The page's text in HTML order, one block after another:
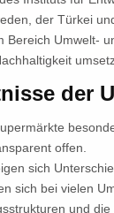
der Türkei
Bereich Umwelt-
der
offen.
sich
sich bei vielen
und